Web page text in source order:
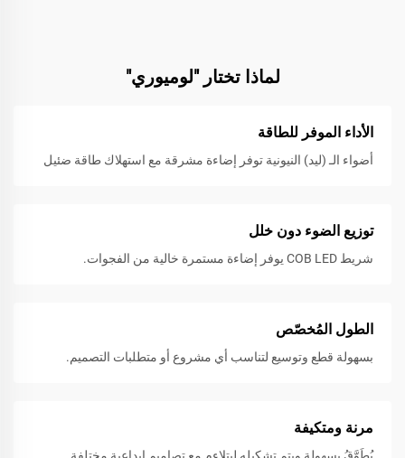
لماذا تختار "لوميوري"
الأداء الموفر للطاقة
أضواء الـ (ليد) النيونية توفر إضاءة مشرقة مع استهلاك طاقة ضئيل
توزيع الضوء دون خلل
شريط COB LED يوفر إضاءة مستمرة خالية من الفجوات.
الطول المُخصّص
بسهولة قطع وتوسيع لتناسب أي مشروع أو متطلبات التصميم.
مرنة ومتكيفة